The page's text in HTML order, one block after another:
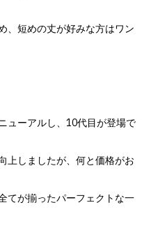
、短めの丈が好みな方はワン
ューアルし、10代目が登場で
上しましたが、何と価格がお
てが揃ったパーフェクトな一